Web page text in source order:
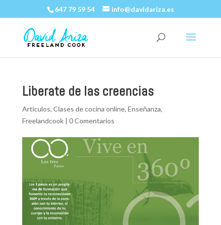
647 79 59 54 info@davidariza.es
Liberate de las creencias
Artículos, Clases de cocina online, Enseñanza,
Freelandcook| 0 Comentarios